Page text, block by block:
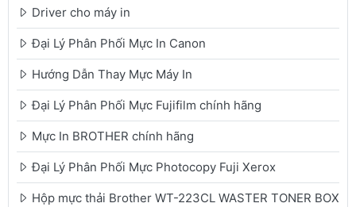
Driver cho máy in
Đại Lý Phân Phối Mực In Canon
Hướng Dẫn Thay Mực Máy In
Đại Lý Phân Phối Mực Fujifilm chính hãng
Mực In BROTHER chính hãng
Đại Lý Phân Phối Mực Photocopy Fuji Xerox
Hộp mực thải Brother WT-223CL WASTER TONER BOX